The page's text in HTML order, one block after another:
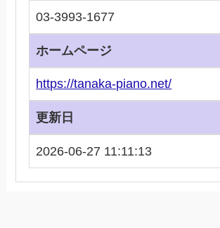
03-3993-1677
ホームページ
https://tanaka-piano.net/
更新日
2026-06-27 11:11:13